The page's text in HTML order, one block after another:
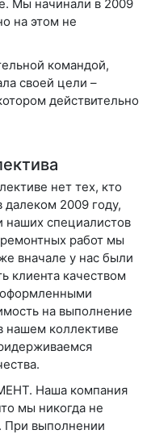
Мы начинали в 2009
на этом не
командой,
своей цели –
действительно
нет тех, кто
2009 году,
наших специалистов
работ мы
вначале у нас были
клиента качеством
оформленными
на выполнение
нашем коллективе
. Наша компания
мы никогда не
При выполнении